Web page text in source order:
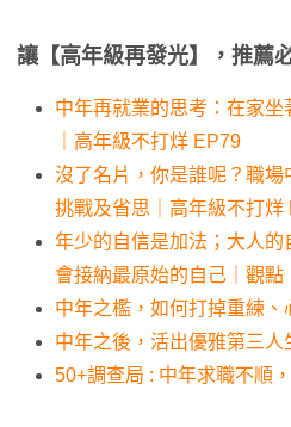
讓【高年級再發光】，推薦
中年再就業的思考：在家坐
｜高年級不打烊 EP79
沒了名片，你是誰呢？職
挑戰及省思｜高年級不打烊
年少的自信是加法；大人
會接納最原始的自己｜觀點
中年之檻，如何打掉重練、
中年之後，活出優雅第三人
50+調查局 : 中年求職不順